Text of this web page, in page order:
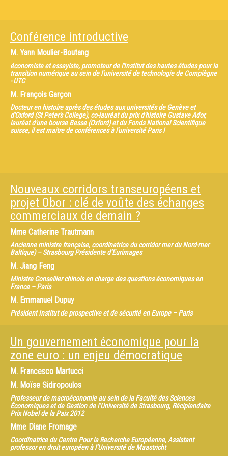
Conférence introductive
M. Yann Moulier-Boutang
économiste et essayiste, promoteur de l'Institut des hautes études pour la
transition numérique au sein de l'université de technologie de Compiègne
- UTC
M. François Garçon
Docteur en histoire après des études aux universités de Genève et
d'Oxford (St Peter's College), co-lauréat du prix d'histoire Gustave Ador,
lauréat d'une bourse Besse (Oxford) et du Fonds National Scientifique
suisse, il est maitre de conférences à l'université Paris I
Nouveaux corridors transeuropéens et
projet Obor : clé de voûte des échanges
commerciaux de demain ?
Mme Catherine Trautmann
Ancienne ministre française, coordinatrice du corridor mer du Nord-mer
Baltique) – Strasbourg Présidente d’Eurimages
M. Jiang Feng
Ministre Conseiller chinois en charge des questions économiques en
France – Paris
M. Emmanuel Dupuy
Président Institut de prospective et de sécurité en Europe – Paris
Un gouvernement économique pour la
zone euro : un enjeu démocratique
M. Francesco Martucci
M. Moïse Sidiropoulos
Professeur de macroéconomie au sein de la Faculté des Sciences
Économiques et de Gestion de l’Université de Strasbourg, Récipiendaire
Prix Nobel de la Paix 2012
Mme Diane Fromage
Coordinatrice du Centre Pour la Recherche Européenne, Assistant
professor en droit européen à l’Université de Maastricht